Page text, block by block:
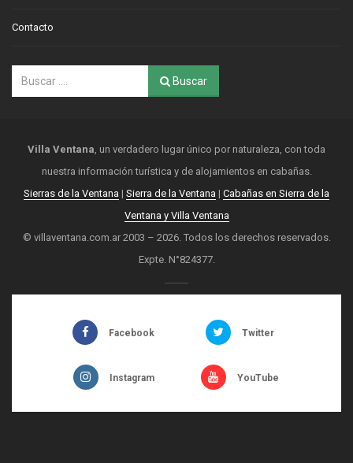
Contacto
Buscar
Villa Ventana, un verdadero lugar único por naturaleza, con toda
nuestra información turística y de alojamientos en cabañas.
Sierras de la Ventana | Sierra de la Ventana | Cabañas en Sierra de la
Ventana y Villa Ventana
© villaventana.com.ar 2003 – 2026. Todos los derechos reservados.
Expte. N°824377.
Facebook Twitter
Instagram YouTube